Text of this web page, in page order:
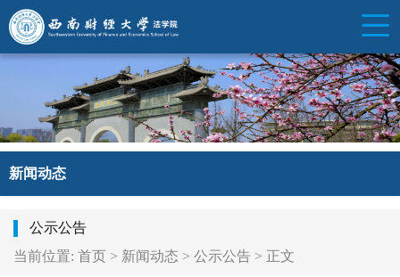
新闻动态
公示公告
当前位置: 首页 > 新闻动态 > 公示公告 > 正文